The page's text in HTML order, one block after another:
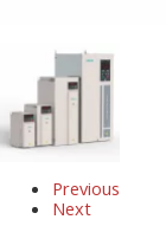
Previous
Next